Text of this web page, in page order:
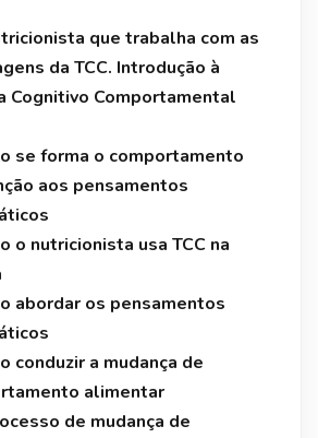
que trabalha com as
da TCC. Introdução à
Cognitivo Comportamental
se forma o comportamento
aos pensamentos
o nutricionista usa TCC na
abordar os pensamentos
conduzir a mudança de
alimentar
de mudança de